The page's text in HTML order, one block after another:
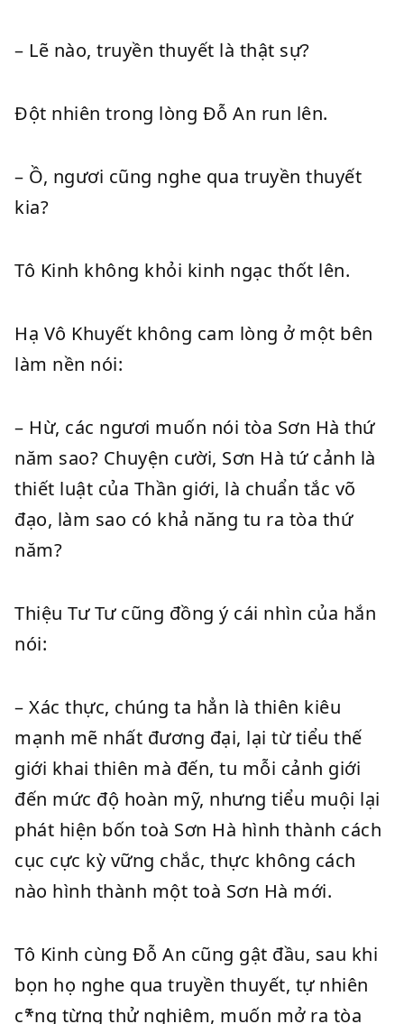
– Lẽ nào, truyền thuyết là thật sự?
Đột nhiên trong lòng Đỗ An run lên.
– Ồ, ngươi cũng nghe qua truyền thuyết
kia?
Tô Kinh không khỏi kinh ngạc thốt lên.
Hạ Vô Khuyết không cam lòng ở một bên
làm nền nói:
– Hừ, các ngươi muốn nói tòa Sơn Hà thứ
năm sao? Chuyện cười, Sơn Hà tứ cảnh là
thiết luật của Thần giới, là chuẩn tắc võ
đạo, làm sao có khả năng tu ra tòa thứ
năm?
Thiệu Tư Tư cũng đồng ý cái nhìn của hắn
nói:
– Xác thực, chúng ta hẳn là thiên kiêu
mạnh mẽ nhất đương đại, lại từ tiểu thế
giới khai thiên mà đến, tu mỗi cảnh giới
đến mức độ hoàn mỹ, nhưng tiểu muội lại
phát hiện bốn toà Sơn Hà hình thành cách
cục cực kỳ vững chắc, thực không cách
nào hình thành một toà Sơn Hà mới.
Tô Kinh cùng Đỗ An cũng gật đầu, sau khi
bọn họ nghe qua truyền thuyết, tự nhiên
c*̃ng từng thử nghiệm, muốn mở ra tòa